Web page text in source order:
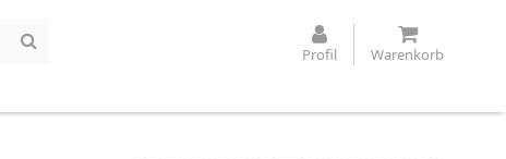
Profil Warenkorb